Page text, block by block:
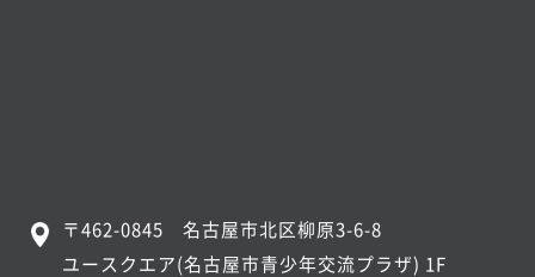
〒462-0845 名古屋市北区柳原3-6-8
ユースクエア(名古屋市青少年交流プラザ) 1F